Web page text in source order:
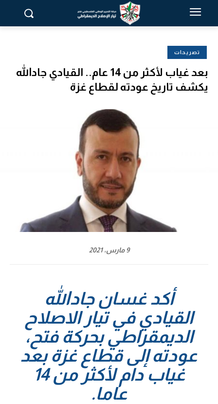
تصريحات
بعد غياب لأكثر من 14 عام.. القيادي جادالله
يكشف تاريخ عودته لقطاع غزة
9 مارس، 2021
أكد غسان جادالله
القيادي في تيار الاصلاح
الديمقراطي بحركة فتح،
عودته إلى قطاع غزة بعد
غياب دام لأكثر من 14
عاما.